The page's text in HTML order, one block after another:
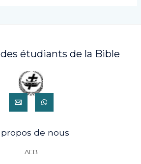
étudiants de la Bible
propos de nous
AEB